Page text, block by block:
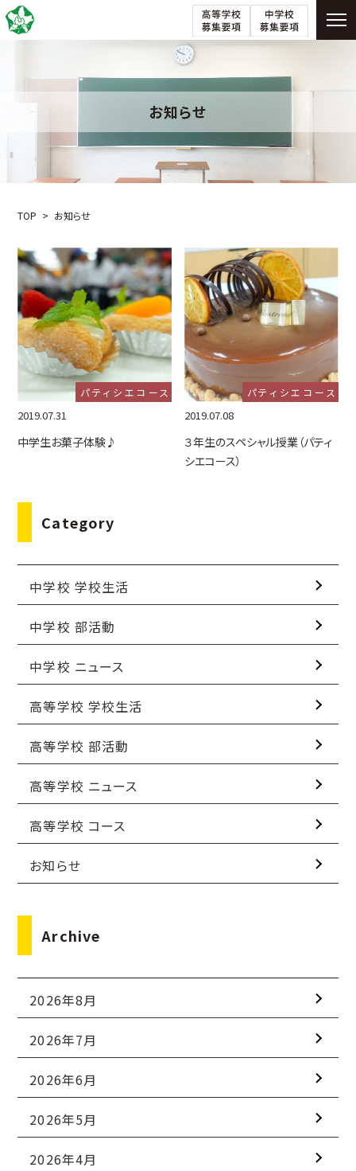
お知らせ
TOP お知らせ
パティシエコース
2019.07.31
中学生お菓子体験♪
パティシエコース
2019.07.08
３年生のスペシャル授業（パティ
シエコース）
Category
中学校 学校生活
中学校 部活動
中学校 ニュース
高等学校 学校生活
高等学校 部活動
高等学校 ニュース
高等学校 コース
お知らせ
Archive
2026年8月
2026年7月
2026年6月
2026年5月
2026年4月